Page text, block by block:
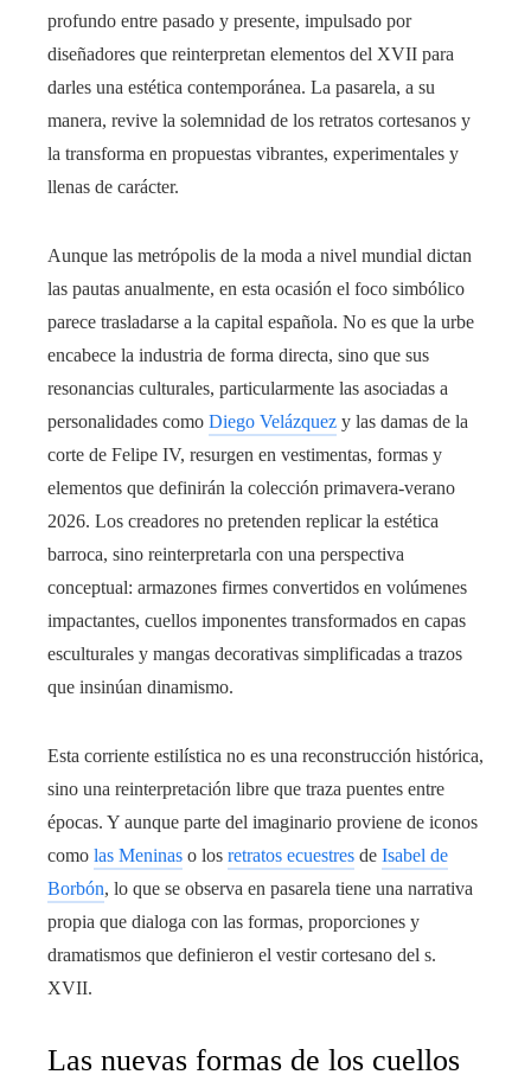
profundo entre pasado y presente, impulsado por
diseñadores que reinterpretan elementos del XVII para
darles una estética contemporánea. La pasarela, a su
manera, revive la solemnidad de los retratos cortesanos y
la transforma en propuestas vibrantes, experimentales y
llenas de carácter.
Aunque las metrópolis de la moda a nivel mundial dictan
las pautas anualmente, en esta ocasión el foco simbólico
parece trasladarse a la capital española. No es que la urbe
encabece la industria de forma directa, sino que sus
resonancias culturales, particularmente las asociadas a
personalidades como Diego Velázquez y las damas de la
corte de Felipe IV, resurgen en vestimentas, formas y
elementos que definirán la colección primavera-verano
2026. Los creadores no pretenden replicar la estética
barroca, sino reinterpretarla con una perspectiva
conceptual: armazones firmes convertidos en volúmenes
impactantes, cuellos imponentes transformados en capas
esculturales y mangas decorativas simplificadas a trazos
que insinúan dinamismo.
Esta corriente estilística no es una reconstrucción histórica,
sino una reinterpretación libre que traza puentes entre
épocas. Y aunque parte del imaginario proviene de iconos
como las Meninas o los retratos ecuestres de Isabel de
Borbón, lo que se observa en pasarela tiene una narrativa
propia que dialoga con las formas, proporciones y
dramatismos que definieron el vestir cortesano del s.
XVII.
Las nuevas formas de los cuellos